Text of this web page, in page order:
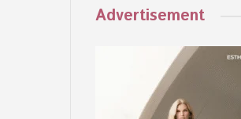
Advertisement